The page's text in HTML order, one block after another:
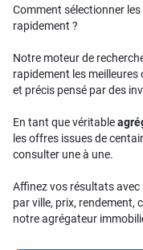
Comment sélectionner
rapidement ?
Notre moteur de
rapidement les
et précis pensé par des
En tant que véritable
les offres issues de
consulter une à une.
Affinez vos résultats
par ville, prix, rendement,
notre agrégateur